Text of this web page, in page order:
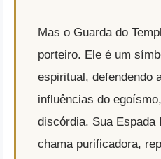
Mas o Guarda do
porteiro. Ele é um
espiritual, defendendo
influências do
discórdia. Sua Espada
chama purificadora,